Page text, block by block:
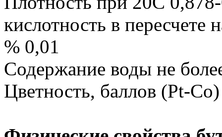
кислотность в пересчете
% 0,01
Содержание воды не
Цветность, баллов (Pt-